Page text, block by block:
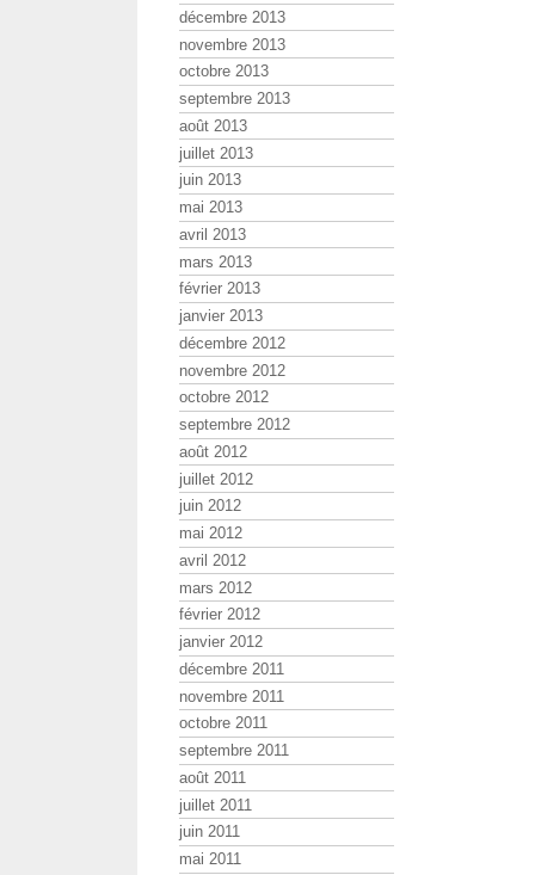
décembre 2013
novembre 2013
octobre 2013
septembre 2013
août 2013
juillet 2013
juin 2013
mai 2013
avril 2013
mars 2013
février 2013
janvier 2013
décembre 2012
novembre 2012
octobre 2012
septembre 2012
août 2012
juillet 2012
juin 2012
mai 2012
avril 2012
mars 2012
février 2012
janvier 2012
décembre 2011
novembre 2011
octobre 2011
septembre 2011
août 2011
juillet 2011
juin 2011
mai 2011